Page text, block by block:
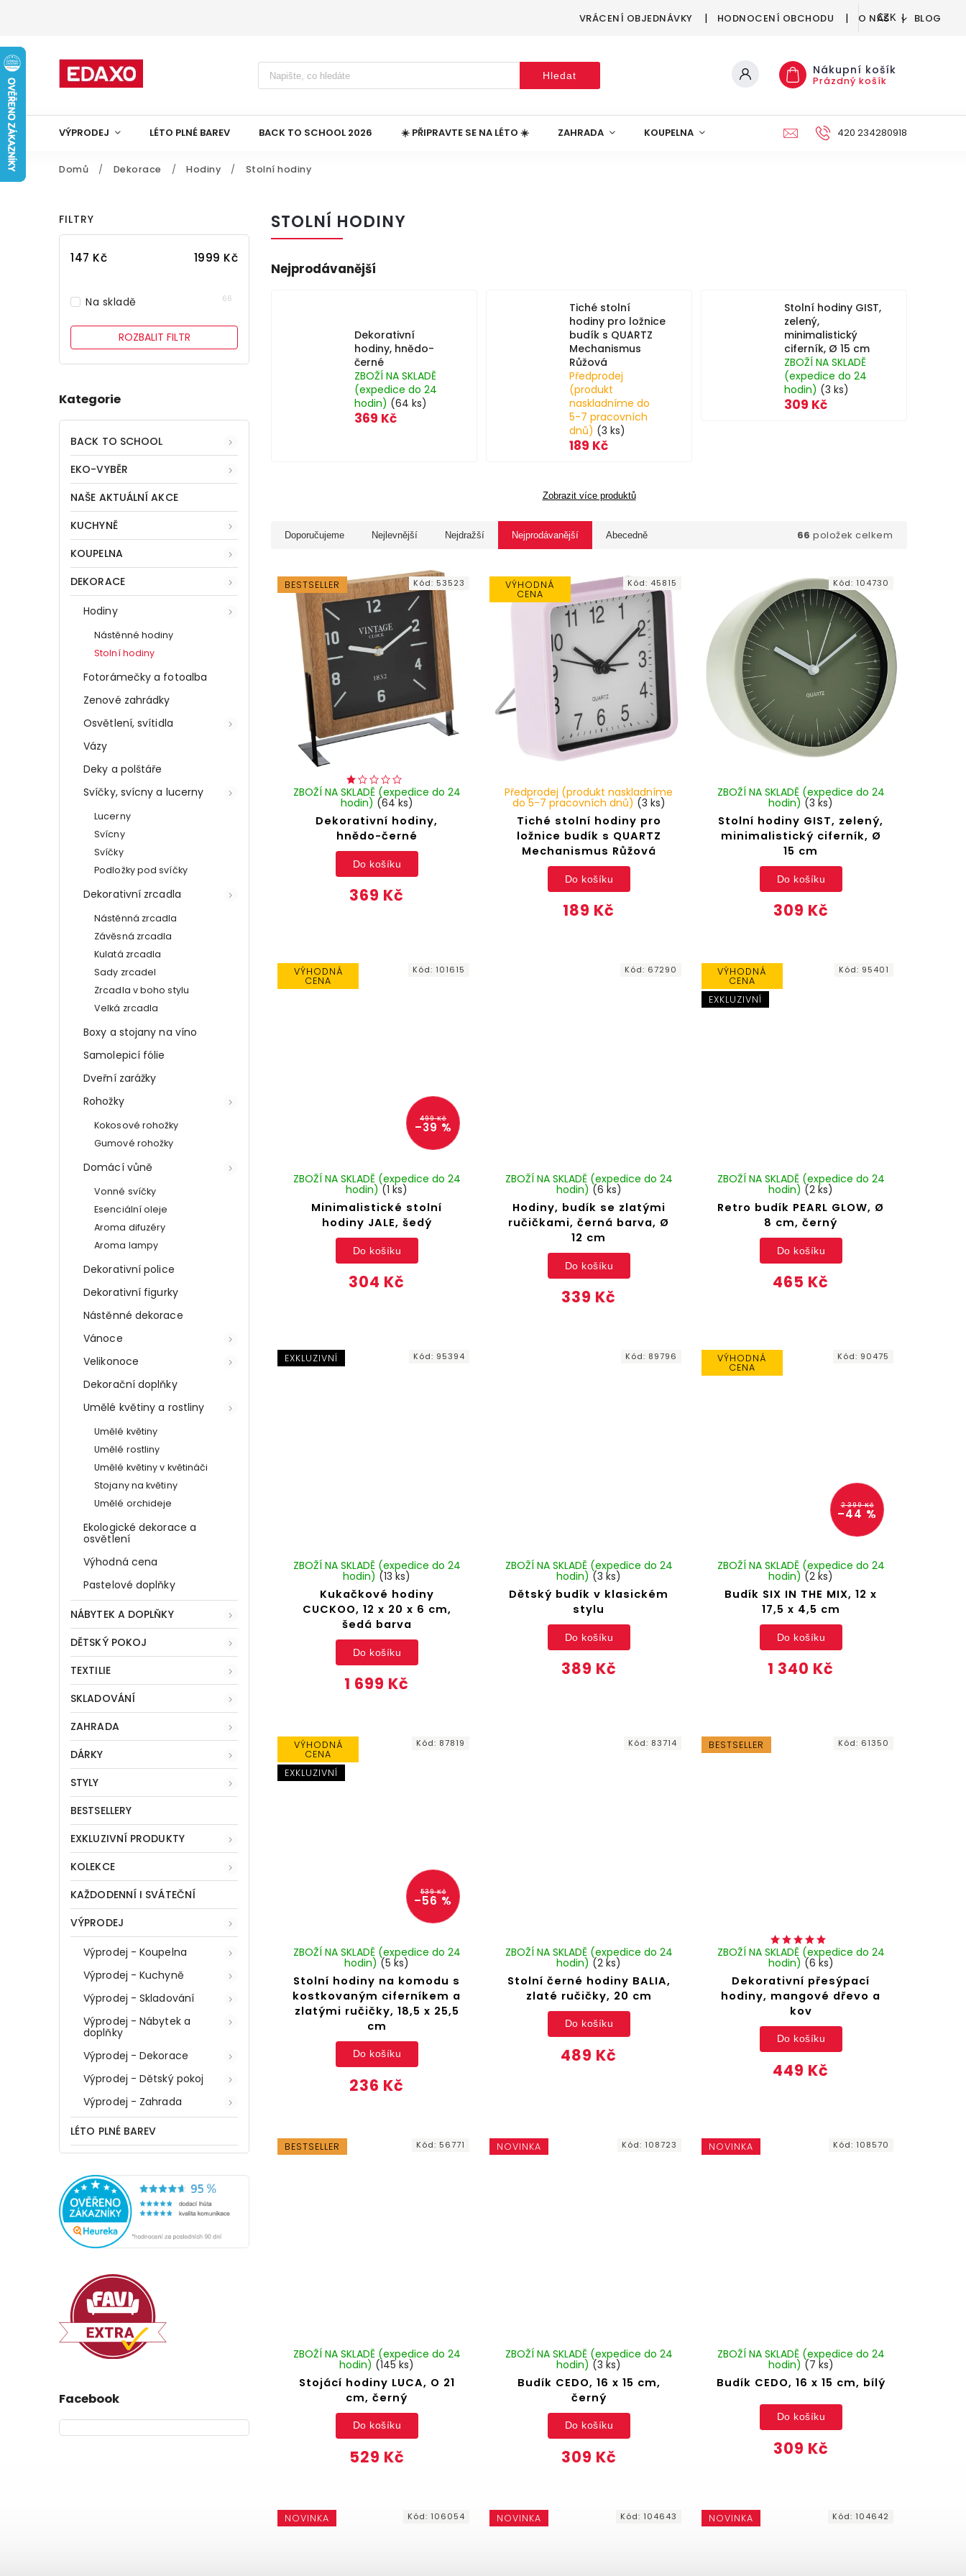
VRÁCENÍ OBJEDNÁVKY HODNOCENÍ OBCHODU O NÁS BLOG
CZK
Hledat Nákupní košík
Prázdný košík
VÝPRODEJ LÉTO PLNÉ BAREV BACK TO SCHOOL 2026 ☀️ PŘIPRAVTE SE NA LÉTO ☀️ ZAHRADA KOUPELNA DEKORACE
420 234280918
Domů / Dekorace / Hodiny / Stolní hodiny
FILTRY
147 Kč 1999 Kč
Na skladě 66
ROZBALIT FILTR
Kategorie
BACK TO SCHOOL
EKO-VYBĚR
NAŠE AKTUÁLNÍ AKCE
KUCHYNĚ
KOUPELNA
DEKORACE
Hodiny
Nástěnné hodiny
Stolní hodiny
Fotorámečky a fotoalba
Zenové zahrádky
Osvětlení, svítidla
Vázy
Deky a polštáře
Svíčky, svícny a lucerny
Lucerny
Svícny
Svíčky
Podložky pod svíčky
Dekorativní zrcadla
Nástěnná zrcadla
Závěsná zrcadla
Kulatá zrcadla
Sady zrcadel
Zrcadla v boho stylu
Velká zrcadla
Boxy a stojany na víno
Samolepicí fólie
Dveřní zarážky
Rohožky
Kokosové rohožky
Gumové rohožky
Domácí vůně
Vonné svíčky
Esenciální oleje
Aroma difuzéry
Aroma lampy
Dekorativní police
Dekorativní figurky
Nástěnné dekorace
Vánoce
Velikonoce
Dekorační doplňky
Umělé květiny a rostliny
Umělé květiny
Umělé rostliny
Umělé květiny v květináči
Stojany na květiny
Umělé orchideje
Ekologické dekorace a
osvětlení
Výhodná cena
Pastelové doplňky
NÁBYTEK A DOPLŇKY
DĚTSKÝ POKOJ
TEXTILIE
SKLADOVÁNÍ
ZAHRADA
DÁRKY
STYLY
BESTSELLERY
EXKLUZIVNÍ PRODUKTY
KOLEKCE
KAŽDODENNÍ I SVÁTEČNÍ
VÝPRODEJ
Výprodej - Koupelna
Výprodej - Kuchyně
Výprodej - Skladování
Výprodej - Nábytek a
doplňky
Výprodej - Dekorace
Výprodej - Dětský pokoj
Výprodej - Zahrada
LÉTO PLNÉ BAREV
Facebook
STOLNÍ HODINY
Nejprodávanější
Dekorativní
hodiny, hnědo-
černé
ZBOŽÍ NA SKLADĚ
(expedice do 24
hodin) (64 ks)
369 Kč
Tiché stolní
hodiny pro ložnice
budík s QUARTZ
Mechanismus
Růžová
Předprodej
(produkt
naskladníme do
5-7 pracovních
dnů) (3 ks)
189 Kč
Stolní hodiny GIST,
zelený,
minimalistický
ciferník, Ø 15 cm
ZBOŽÍ NA SKLADĚ
(expedice do 24
hodin) (3 ks)
309 Kč
Zobrazit více produktů
Doporučujeme Nejlevnější Nejdražší Nejprodávanější Abecedně 66 položek celkem
BESTSELLER
Dekorativní hodiny,
hnědo-černé
ZBOŽÍ NA SKLADĚ (expedice do 24
hodin) (64 ks)
369 Kč
Do košíku
Kód: 53523 VÝHODNÁ
CENA
Tiché stolní hodiny pro
ložnice budík s QUARTZ
Mechanismus Růžová
Předprodej (produkt naskladníme
do 5-7 pracovních dnů) (3 ks)
189 Kč
Do košíku
Kód: 45815
Stolní hodiny GIST, zelený,
minimalistický ciferník, Ø
15 cm
ZBOŽÍ NA SKLADĚ (expedice do 24
hodin) (3 ks)
309 Kč
Do košíku
Kód: 104730
VÝHODNÁ
CENA
499 Kč
–39 %
Minimalistické stolní
hodiny JALE, šedý
ZBOŽÍ NA SKLADĚ (expedice do 24
hodin) (1 ks)
304 Kč
Do košíku
Kód: 101615
Hodiny, budík se zlatými
ručičkami, černá barva, Ø
12 cm
ZBOŽÍ NA SKLADĚ (expedice do 24
hodin) (6 ks)
339 Kč
Do košíku
Kód: 67290 VÝHODNÁ
CENA
EXKLUZIVNÍ
Retro budík PEARL GLOW, Ø
8 cm, černý
ZBOŽÍ NA SKLADĚ (expedice do 24
hodin) (2 ks)
465 Kč
Do košíku
Kód: 95401
EXKLUZIVNÍ
Kukačkové hodiny
CUCKOO, 12 x 20 x 6 cm,
šedá barva
ZBOŽÍ NA SKLADĚ (expedice do 24
hodin) (13 ks)
1 699 Kč
Do košíku
Kód: 95394
Dětský budík v klasickém
stylu
ZBOŽÍ NA SKLADĚ (expedice do 24
hodin) (3 ks)
389 Kč
Do košíku
Kód: 89796 VÝHODNÁ
CENA
2 399 Kč
–44 %
Budík SIX IN THE MIX, 12 x
17,5 x 4,5 cm
ZBOŽÍ NA SKLADĚ (expedice do 24
hodin) (2 ks)
1 340 Kč
Do košíku
Kód: 90475
VÝHODNÁ
CENA
EXKLUZIVNÍ
539 Kč
–56 %
Stolní hodiny na komodu s
kostkovaným ciferníkem a
zlatými ručičky, 18,5 x 25,5
cm
ZBOŽÍ NA SKLADĚ (expedice do 24
hodin) (5 ks)
236 Kč
Do košíku
Kód: 87819
Stolní černé hodiny BALIA,
zlaté ručičky, 20 cm
ZBOŽÍ NA SKLADĚ (expedice do 24
hodin) (2 ks)
489 Kč
Do košíku
Kód: 83714 BESTSELLER
Dekorativní přesýpací
hodiny, mangové dřevo a
kov
ZBOŽÍ NA SKLADĚ (expedice do 24
hodin) (6 ks)
449 Kč
Do košíku
Kód: 61350
BESTSELLER
Stojácí hodiny LUCA, O 21
cm, černý
ZBOŽÍ NA SKLADĚ (expedice do 24
hodin) (145 ks)
529 Kč
Do košíku
Kód: 56771 NOVINKA
Budík CEDO, 16 x 15 cm,
černý
ZBOŽÍ NA SKLADĚ (expedice do 24
hodin) (3 ks)
309 Kč
Do košíku
Kód: 108723 NOVINKA
Budík CEDO, 16 x 15 cm, bílý
ZBOŽÍ NA SKLADĚ (expedice do 24
hodin) (7 ks)
309 Kč
Do košíku
Kód: 108570
NOVINKA Kód: 106054 NOVINKA Kód: 104643 NOVINKA Kód: 104642